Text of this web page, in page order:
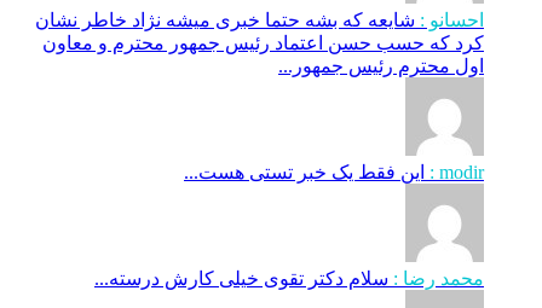
احسانو : شایعه که بشه حتما خبری میشه نژاد خاطر نشان
کرد که حسب حسن اعتماد رئیس جمهور محترم و معاون
اول محترم رئیس جمهور...
modir : این فقط یک خبر تستی هست...
محمد رضا : سلام دکتر تقوی خیلی کارش درسته...